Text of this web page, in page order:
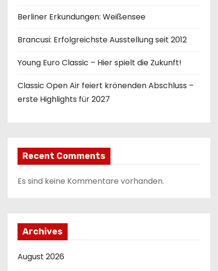
Berliner Erkundungen: Weißensee
Brancusi: Erfolgreichste Ausstellung seit 2012
Young Euro Classic – Hier spielt die Zukunft!
Classic Open Air feiert krönenden Abschluss –
erste Highlights für 2027
Recent Comments
Es sind keine Kommentare vorhanden.
Archives
August 2026